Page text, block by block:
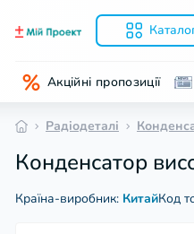
Акційні пропозиції
Радіодеталі
Конденсатор
Країна-виробник: КитайКод